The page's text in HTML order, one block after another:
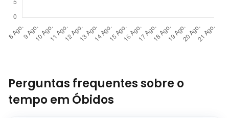
Perguntas frequentes sobre o
tempo em Óbidos